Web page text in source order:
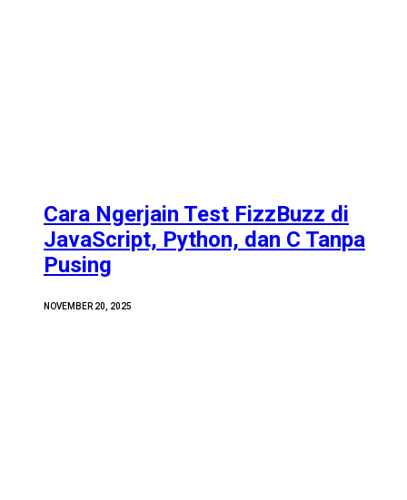
Cara Ngerjain Test FizzBuzz di
JavaScript, Python, dan C Tanpa
Pusing
NOVEMBER 20, 2025